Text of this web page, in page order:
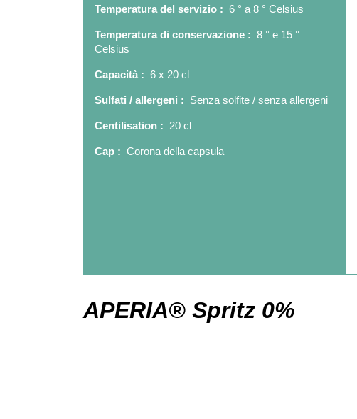
Temperatura del servizio : 6 ° a 8 ° Celsius
Temperatura di conservazione : 8 ° e 15 °
Celsius
Capacità : 6 x 20 cl
Sulfati / allergeni : Senza solfite / senza allergeni
Centilisation : 20 cl
Cap : Corona della capsula
APERIA® Spritz 0%